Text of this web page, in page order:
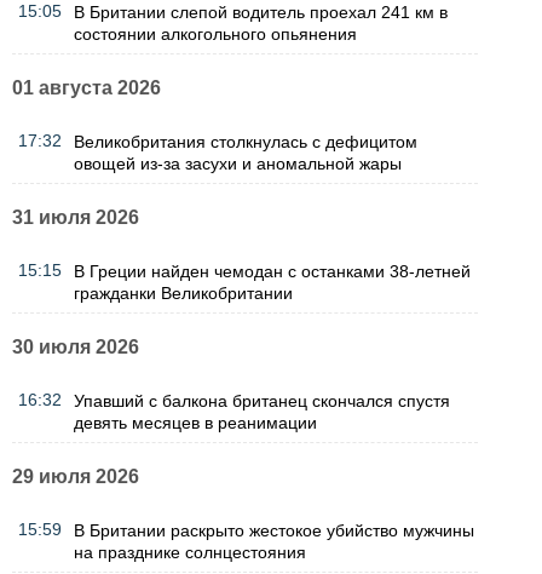
15:05
В Британии слепой водитель проехал 241 км в
состоянии алкогольного опьянения
01 августа 2026
17:32
Великобритания столкнулась с дефицитом
овощей из-за засухи и аномальной жары
31 июля 2026
15:15
В Греции найден чемодан с останками 38-летней
гражданки Великобритании
30 июля 2026
16:32
Упавший с балкона британец скончался спустя
девять месяцев в реанимации
29 июля 2026
15:59
В Британии раскрыто жестокое убийство мужчины
на празднике солнцестояния